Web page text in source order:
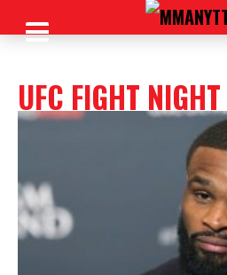
UFC FIGHT